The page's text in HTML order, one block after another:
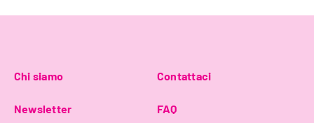
Chi siamo Contattaci
Newsletter FAQ